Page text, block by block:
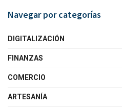
Navegar por categorías
DIGITALIZACIÓN
FINANZAS
COMERCIO
ARTESANÍA